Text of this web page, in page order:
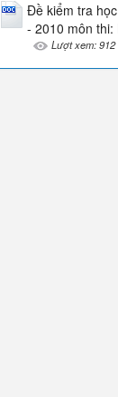
Đề kiểm tra
- 2010 môn thi:
Lượt xem: 912